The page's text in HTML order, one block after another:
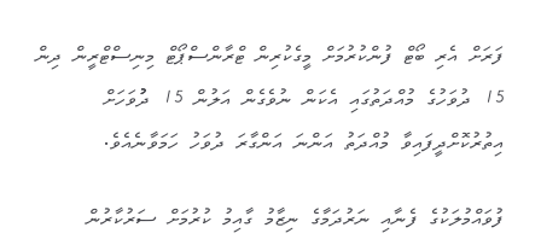
ފަރަށް އެރި ބޯޓް ފުންކުރުމަށް މީގެކުރިން ޓްރާންސްޕޯޓް މިނިސްޓްރީން ދިން
15 ދުވަހުގެ މުއްދަތުގައި އެކަން ނުވެގެން އަލުން 15 ދުުވަހަށް
އިތުރުކޮށްދީފައިވާ މުއްދަތު އަންނަ އަންގާރަ ދުވަހު ހަމަވާނެއެވެ.
‎ފުވައްމުލަކުގެ ފެނާއި ނަރުދަމާގެ ނިޒާމު ގާއިމު ކުރުމަށް ސަރުކާރުން